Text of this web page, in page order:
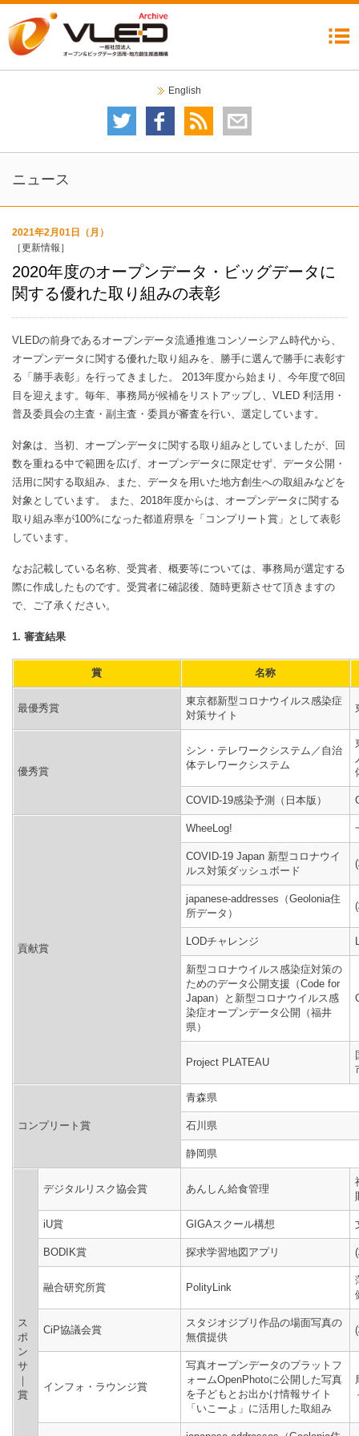
English
データガバナンス委員会
2020オープンデータシティ推進委員会
ニュース
2021年2月01日（月）
［更新情報］
2020年度のオープンデータ・ビッグデータに
関する優れた取り組みの表彰
VLEDの前身であるオープンデータ流通推進コンソーシアム時代から、
オープンデータに関する優れた取り組みを、勝手に選んで勝手に表彰す
る「勝手表彰」を行ってきました。 2013年度から始まり、今年度で8回
目を迎えます。毎年、事務局が候補をリストアップし、VLED 利活用・
普及委員会の主査・副主査・委員が審査を行い、選定しています。
対象は、当初、オープンデータに関する取り組みとしていましたが、回
数を重ねる中で範囲を広げ、オープンデータに限定せず、データ公開・
活用に関する取組み、また、データを用いた地方創生への取組みなどを
対象としています。 また、2018年度からは、オープンデータに関する
取り組み率が100%になった都道府県を「コンプリート賞」として表彰
しています。
なお記載している名称、受賞者、概要等については、事務局が選定する
際に作成したものです。受賞者に確認後、随時更新させて頂きますの
で、ご了承ください。
1. 審査結果
賞 名称
最優秀賞
東京都新型コロナウイルス感染症
対策サイト
優秀賞
シン・テレワークシステム／自治
体テレワークシステム
COVID-19感染予測（日本版）
貢献賞
WheeLog!
COVID-19 Japan 新型コロナウイ
ルス対策ダッシュボード
japanese-addresses（Geolonia住
所データ）
LODチャレンジ
新型コロナウイルス感染症対策の
ためのデータ公開支援（Code for
Japan）と新型コロナウイルス感
染症オープンデータ公開（福井
県）
Project PLATEAU
コンプリート賞
青森県
石川県
静岡県
ス
ポ
ン
サ
｜
賞
デジタルリスク協会賞 あんしん給食管理
iU賞 GIGAスクール構想
BODIK賞 探求学習地図アプリ
融合研究所賞 PolityLink
CiP協議会賞
スタジオジブリ作品の場面写真の
無償提供
インフォ・ラウンジ賞
写真オープンデータのプラットフ
ォームOpenPhotoに公開した写真
を子どもとお出かけ情報サイト
「いこーよ」に活用した取組み